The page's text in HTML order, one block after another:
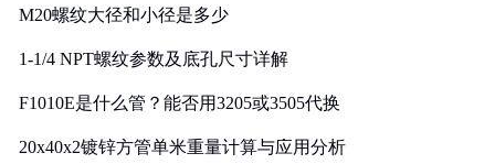
M20螺纹大径和小径是多少
1-1/4 NPT螺纹参数及底孔尺寸详解
F1010E是什么管？能否用3205或3505代换
20x40x2镀锌方管单米重量计算与应用分析